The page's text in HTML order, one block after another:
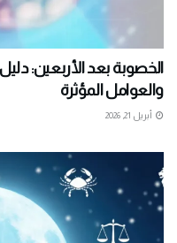
الخصوبة بعد الأربعين:
والعوامل المؤثرة
أبريل 21, 2026